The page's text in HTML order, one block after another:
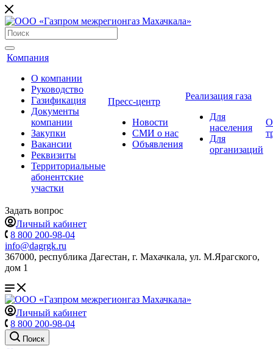
Компания
О компании
Руководство
Газификация
Документы
компании
Закупки
Вакансии
Реквизиты
Территориальные
абонентские
участки
Пресс-центр
Новости
СМИ о нас
Объявления
Реализация газа
Для
населения
Для
организаций
Задать вопрос
Личный кабинет
8 800 200-98-04
info@dagrgk.ru
367000, республика Дагестан, г. Махачкала, ул. М.Ярагского,
дом 1
Личный кабинет
8 800 200-98-04
Поиск